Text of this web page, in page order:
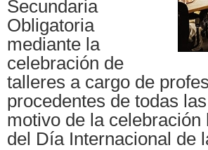
Secundaria
Obligatoria
mediante la
celebración de
talleres a cargo de
procedentes de todas
motivo de la
del Día Internacional de